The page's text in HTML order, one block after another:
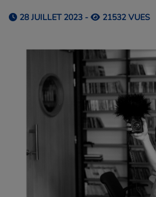
28 JUILLET 2023 - 21532 VUES